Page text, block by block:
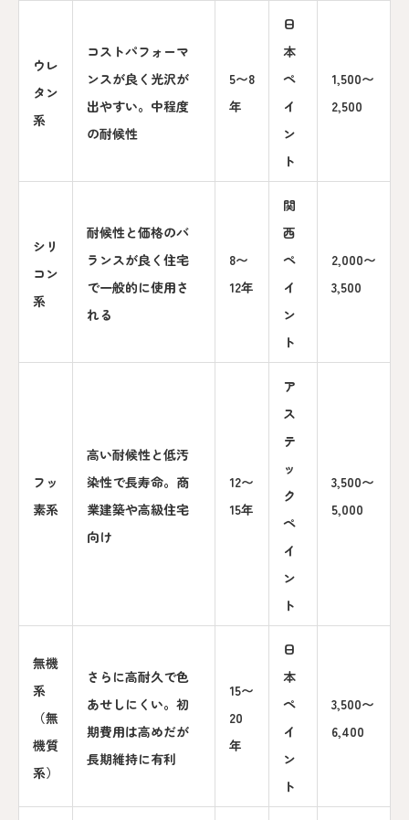
ウレ
タン
系
コストパフォーマ
ンスが良く光沢が
出やすい。中程度
の耐候性
5〜8
年
日
本
ペ
イ
ン
ト
1,500〜
2,500
シリ
コン
系
耐候性と価格のバ
ランスが良く住宅
で一般的に使用さ
れる
8〜
12年
関
西
ペ
イ
ン
ト
2,000〜
3,500
フッ
素系
高い耐候性と低汚
染性で長寿命。商
業建築や高級住宅
向け
12〜
15年
ア
ス
テ
ッ
ク
ペ
イ
ン
ト
3,500〜
5,000
無機
系
（無
機質
系）
さらに高耐久で色
あせしにくい。初
期費用は高めだが
長期維持に有利
15〜
20
年
日
本
ペ
イ
ン
ト
3,500〜
6,400